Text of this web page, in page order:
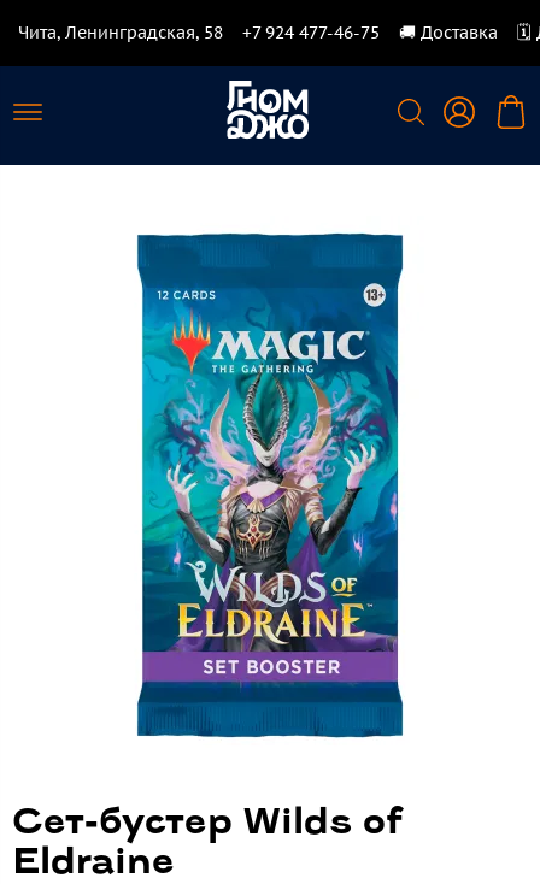
Чита, Ленинградская, 58 +7 924 477-46-75 🚚 Доставка 🗓️
Сет-бустер Wilds of
Eldraine